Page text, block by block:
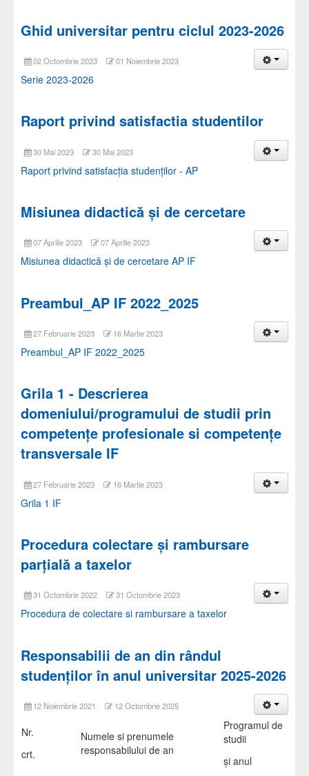
Ghid universitar pentru ciclul 2023-2026
02 Octombrie 2023 01 Noiembrie 2023
Serie 2023-2026
Raport privind satisfactia studentilor
30 Mai 2023 30 Mai 2023
Raport privind satisfacția studenților - AP
Misiunea didactică și de cercetare
07 Aprilie 2023 07 Aprilie 2023
Misiunea didactică și de cercetare AP IF
Preambul_AP IF 2022_2025
27 Februarie 2023 16 Martie 2023
Preambul_AP IF 2022_2025
Grila 1 - Descrierea
domeniului/programului de studii prin
competențe profesionale si competențe
transversale IF
27 Februarie 2023 16 Martie 2023
Grila 1 IF
Procedura colectare și rambursare
parțială a taxelor
31 Octombrie 2022 31 Octombrie 2023
Procedura de colectare si rambursare a taxelor
Responsabilii de an din rândul
studenţilor în anul universitar 2025-2026
12 Noiembrie 2021 12 Octombrie 2025
Nr.
crt.
Numele si prenumele
responsabilului de an
Programul de
studii
şi anul